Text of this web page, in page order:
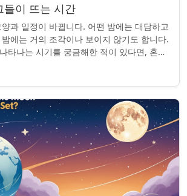
들이 뜨는 시간
과 일정이 바뀝니다. 어떤 밤에는 대담하고
에는 거의 조각이나 보이지 않기도 합니다.
타나는 시기를 궁금해한 적이 있다면, 혼자
타...